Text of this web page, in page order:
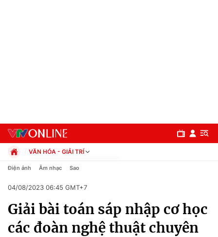
Chuyên mục
Chính trị
VĂN HÓA - GIẢI TRÍ
Chính trị
Pháp luật
Kinh tế
Thể thao
Truyền hình
Điện ảnh Âm nhạc Sao
04/08/2023 06:45 GMT+7
Giải bài toán sáp nhập cơ học
các đoàn nghệ thuật chuyên